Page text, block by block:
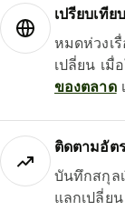
เปรียบเที
หมดห่วงเ
เปลี่ยน เมื่
ของตลาด
ติดตามอัต
บันทึกสกุล
แลกเปลี่ยน